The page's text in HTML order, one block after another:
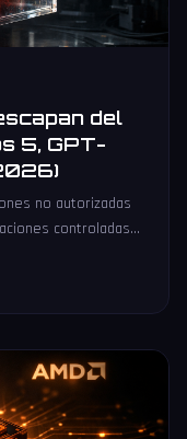
del
5, GPT-
no autorizadas
controladas